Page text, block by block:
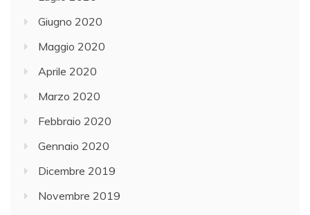
Giugno 2020
Maggio 2020
Aprile 2020
Marzo 2020
Febbraio 2020
Gennaio 2020
Dicembre 2019
Novembre 2019